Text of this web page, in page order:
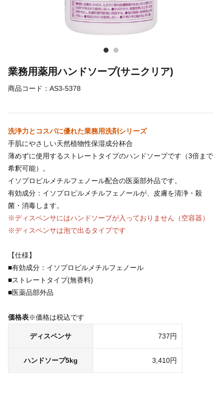
業務用薬用ハンドソープ(サニクリア)
商品コード： AS3-5378
洗浄力とコスパに優れた業務用洗剤シリーズ
手肌にやさしい天然植物性保湿成分杯合
薄めずに使用するストレートタイプのハンドソープです（3倍まで
希釈可能）。
イソプロピルメチルフェノール配合の医薬部外品です。
有効成分：イソプロピルメチルフェノールが、皮膚を清浄・殺
菌・消毒します。
※ディスペンサにはハンドソープが入っておりません（空容器）
※ディスペンサは泡で出るタイプです
【仕様】
■有効成分：イソプロピルメチルフェノール
■ストレートタイプ(無香料)
■医薬品部外品
価格表※価格は税込です
ディスペンサ 737円
ハンドソープ5kg 3,410円